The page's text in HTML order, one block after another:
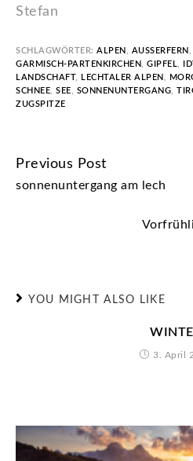
Stefan
SCHLAGWÖRTER: ALPEN, AUSSERFERN,
GARMISCH-PARTENKIRCHEN, GIPFEL,
LANDSCHAFT , LECHTALER ALPEN,
SCHNEE, SEE, SONNENUNTERGANG,
ZUGSPITZE
CONTINUE
READING
Previous Post
sonnenuntergang am lech
YOU MIGHT ALSO LIKE
3. April